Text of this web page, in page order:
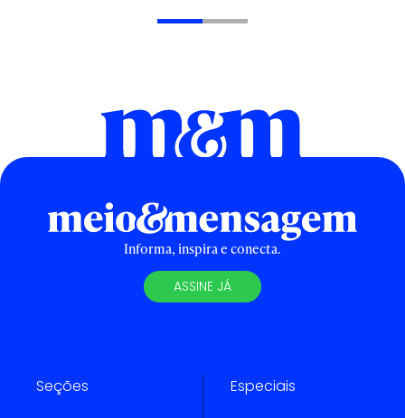
Informa, inspira e conecta.
ASSINE JÁ
Seções Especiais